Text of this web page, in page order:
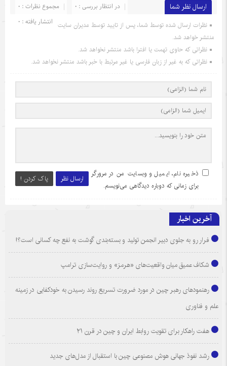
ارسال نظر شما مجموع نظرات : 0
در انتظار بررسی : 0
انتشار یافته : 0 نظرات ارسال شده توسط شما، پس از تایید توسط مدیران سایت
منتشر خواهد شد.
نظراتی که حاوی تهمت یا افترا باشد منتشر نخواهد شد.
نظراتی که به غیر از زبان فارسی یا غیر مرتبط با خبر باشد منتشر نخواهد شد.
ارسال نظر پاک کردن !
ذخیره نام، ایمیل و وبسایت من در مرورگر
برای زمانی که دوباره دیدگاهی می‌نویسم.
آخرین اخبار
فرار رو به جلوی دبیر انجمن تولید و بسته‌بندی گوشت به نفع چه کسانی است؟!
شکاف عمیق میان واقعیت‌های «هرمز» و روایت‌سازی ترامپ
رهنمودهای رهبر چین در مورد ضرورت تسریع روند رسیدن به خودکفایی در زمینه
علم و فناوری
هفت راهکار برای تقویت روابط ایران و چین در قرن ۲۱
رشد نفوذ جهانی هوش مصنوعی چین با استقبال از مدل‌های جدید